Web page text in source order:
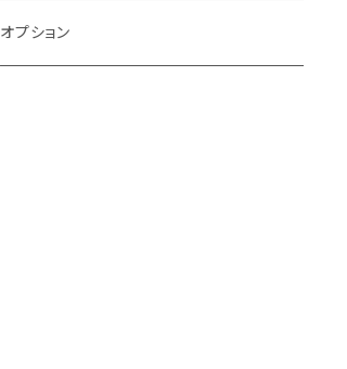
ウイルス対策備品
その他雑貨品
展示会・説明会ノベルティ
クイック印刷対応ボトル
オプション